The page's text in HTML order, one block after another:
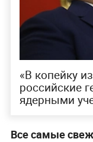
«В копейку
российские
ядерными
Все самые